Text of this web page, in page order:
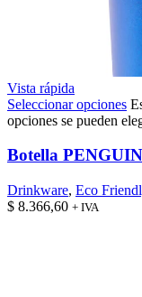
Vista rápida
Seleccionar opciones
opciones se pueden
Botella PENGUIN
Drinkware, Eco
$ 8.366,60 + IVA